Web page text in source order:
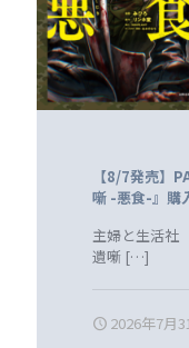
【8/7発売】
噺 -悪食-』購
主婦と生活社
遺噺 […]
2026年7月